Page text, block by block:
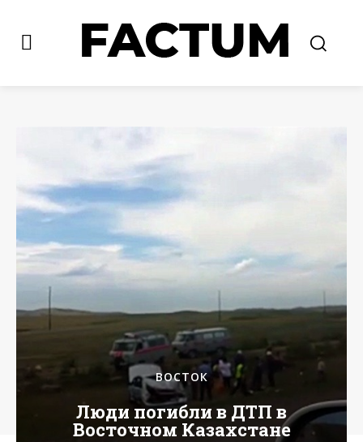
ВОСТОК
Люди погибли в ДТП в
Восточном Казахстане